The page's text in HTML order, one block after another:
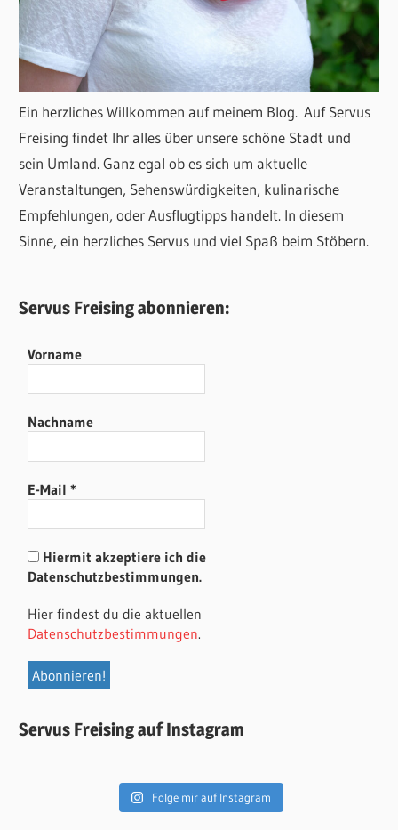
Ein herzliches Willkommen auf meinem Blog. Auf Servus
Freising findet Ihr alles über unsere schöne Stadt und
sein Umland. Ganz egal ob es sich um aktuelle
Veranstaltungen, Sehenswürdigkeiten, kulinarische
Empfehlungen, oder Ausflugtipps handelt. In diesem
Sinne, ein herzliches Servus und viel Spaß beim Stöbern.
Servus Freising abonnieren:
Vorname
Nachname
E-Mail*
Hiermit akzeptiere ich die
Datenschutzbestimmungen.
Hier findest du die aktuellen
Datenschutzbestimmungen.
Servus Freising auf Instagram
Folge mir auf Instagram